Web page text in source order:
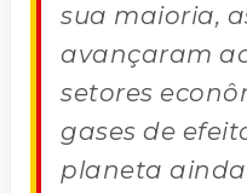
sua maioria,
avançaram
setores
gases de
planeta